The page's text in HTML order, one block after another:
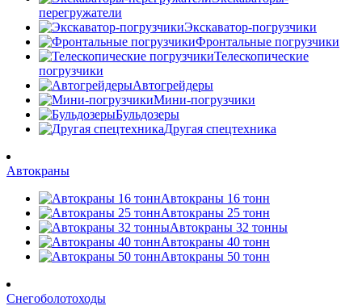
перегружатели
Экскаватор-погрузчики
Фронтальные погрузчики
Телескопические
погрузчики
Автогрейдеры
Мини-погрузчики
Бульдозеры
Другая спецтехника
Автокраны
Автокраны 16 тонн
Автокраны 25 тонн
Автокраны 32 тонны
Автокраны 40 тонн
Автокраны 50 тонн
Снегоболотоходы